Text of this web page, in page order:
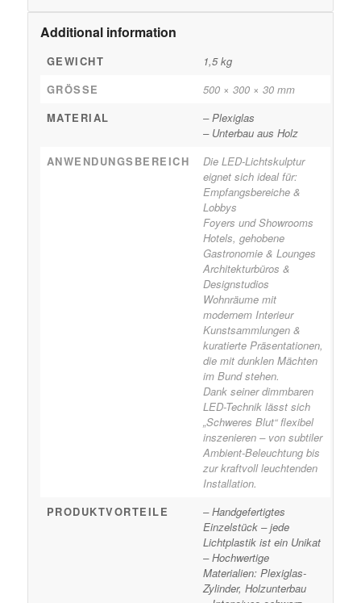
Additional information
GEWICHT
1,5 kg
GRÖSSE
500 × 300 × 30 mm
MATERIAL
– Plexiglas
– Unterbau aus Holz
ANWENDUNGSBEREICH
Die LED-Lichtskulptur
eignet sich ideal für:
Empfangsbereiche &
Lobbys
Foyers und Showrooms
Hotels, gehobene
Gastronomie & Lounges
Architekturbüros &
Designstudios
Wohnräume mit
modernem Interieur
Kunstsammlungen &
kuratierte Präsentationen,
die mit dunklen Mächten
im Bund stehen.
Dank seiner dimmbaren
LED-Technik lässt sich
„Schweres Blut“ flexibel
inszenieren – von subtiler
Ambient-Beleuchtung bis
zur kraftvoll leuchtenden
Installation.
PRODUKTVORTEILE
– Handgefertigtes
Einzelstück – jede
Lichtplastik ist ein Unikat
– Hochwertige
Materialien: Plexiglas-
Zylinder, Holzunterbau